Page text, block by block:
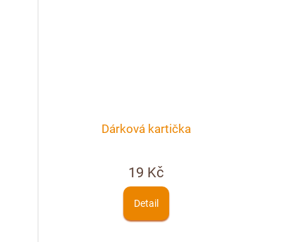
Dárková kartička
19 Kč
Detail